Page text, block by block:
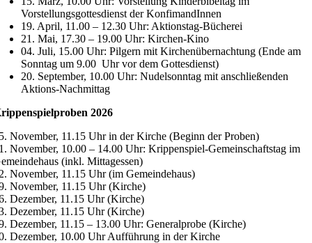
Vorstellungsgottesdienst der KonfimandInnen
19. April, 11.00 – 12.30 Uhr: Aktionstag-Bücherei
21. Mai, 17.30 – 19.00 Uhr: Kirchen-Kino
04. Juli, 15.00 Uhr: Pilgern mit Kirchenübernachtung (Ende am
Sonntag um 9.00 Uhr vor dem Gottesdienst)
20. September, 10.00 Uhr: Nudelsonntag mit anschließenden
Aktions-Nachmittag
2026
November, 11.15 Uhr in der Kirche (Beginn der Proben)
November, 10.00 – 14.00 Uhr: Krippenspiel-Gemeinschaftstag im
(inkl. Mittagessen)
November, 11.15 Uhr (im Gemeindehaus)
November, 11.15 Uhr (Kirche)
Dezember, 11.15 Uhr (Kirche)
Dezember, 11.15 Uhr (Kirche)
Dezember, 11.15 – 13.00 Uhr: Generalprobe (Kirche)
Dezember, 10.00 Uhr Aufführung in der Kirche